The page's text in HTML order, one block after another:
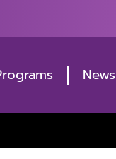
News